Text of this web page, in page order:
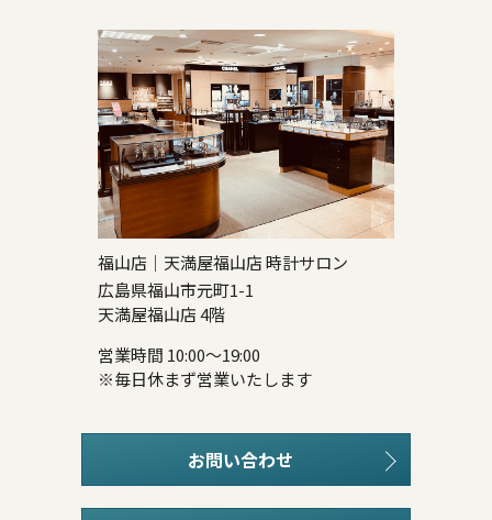
福山店｜天満屋福山店 時計サロン
広島県福山市元町1-1
天満屋福山店 4階
営業時間 10:00～19:00
※毎日休まず営業いたします
お問い合わせ